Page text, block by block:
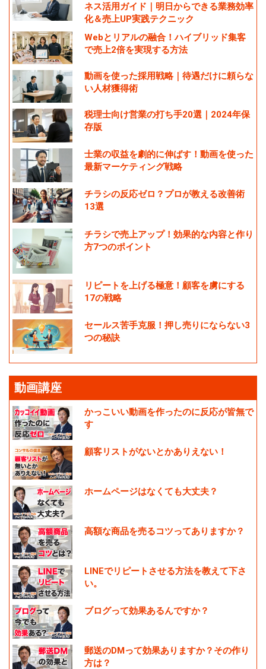
ネス活用ガイド｜明日からできる業務効率
化＆売上UP実践テクニック
Webとリアルの融合！ハイブリッド集客
で売上2倍を実現する方法
動画を使った採用戦略｜待遇だけに頼らな
い人材獲得術
税理士向け営業の打ち手20選｜2024年保
存版
士業の収益を劇的に伸ばす！動画を使った
最新マーケティング戦略
チラシの反応ゼロ？プロが教える改善術
13選
チラシで売上アップ！効果的な内容と作り
方7つのポイント
リピートを上げる極意！顧客を虜にする
17の戦略
セールス苦手克服！押し売りにならない3
つの秘訣
動画講座
かっこいい動画を作ったのに反応が皆無で
す
顧客リストがないとかありえない！
ホームページはなくても大丈夫？
高額な商品を売るコツってありますか？
LINEでリピートさせる方法を教えて下さ
い。
ブログって効果あるんですか？
郵送のDMって効果ありますか？その作り
方は？